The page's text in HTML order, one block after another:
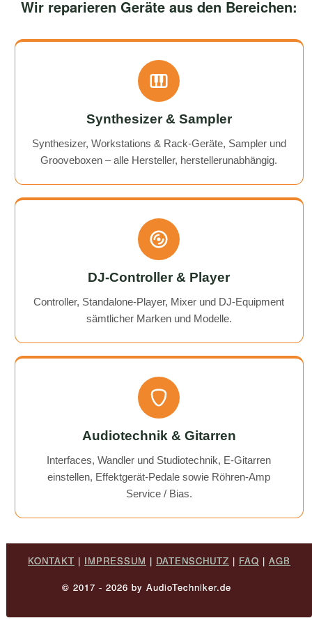
Wir reparieren Geräte aus den Bereichen:
Synthesizer & Sampler
Synthesizer, Workstations & Rack-Geräte, Sampler und
Grooveboxen – alle Hersteller, herstellerunabhängig.
DJ-Controller & Player
Controller, Standalone-Player, Mixer und DJ-Equipment
sämtlicher Marken und Modelle.
Audiotechnik & Gitarren
Interfaces, Wandler und Studiotechnik, E-Gitarren
einstellen, Effektgerät-Pedale sowie Röhren-Amp
Service / Bias.
KONTAKT | IMPRESSUM | DATENSCHUTZ | FAQ | AGB
© 2017 - 2026 by AudioTechniker.de